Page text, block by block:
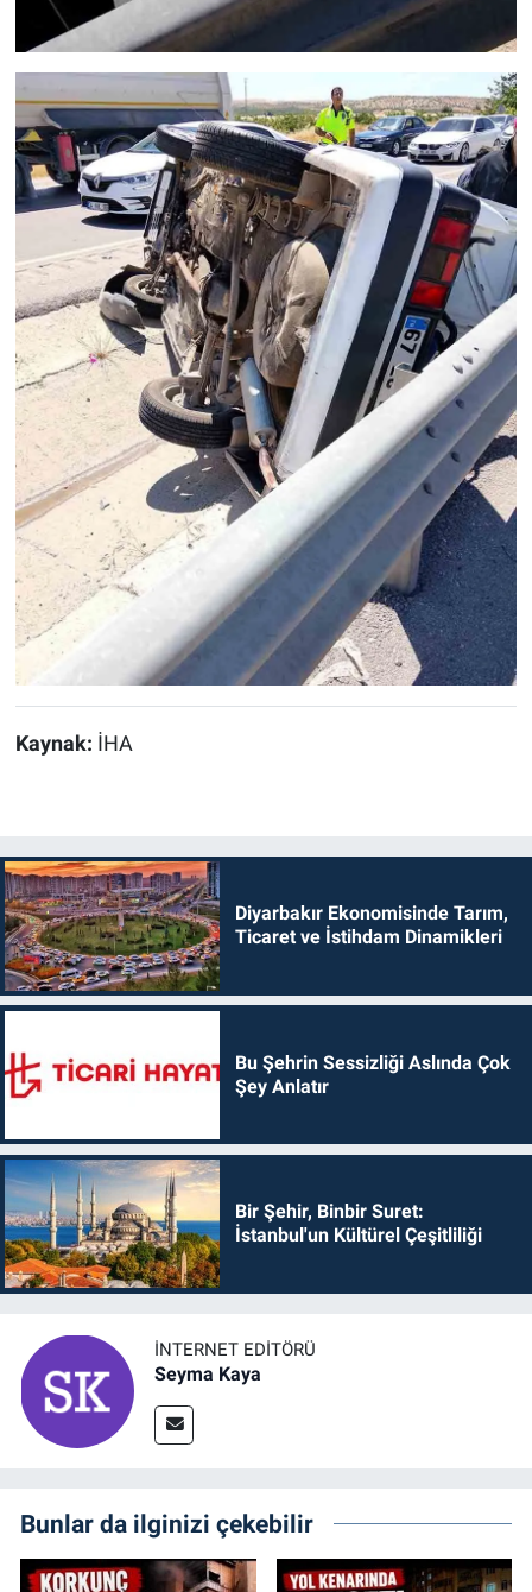
Kaynak: İHA
Diyarbakır Ekonomisinde Tarım,
Ticaret ve İstihdam Dinamikleri
Bu Şehrin Sessizliği Aslında Çok
Şey Anlatır
Bir Şehir, Binbir Suret:
İstanbul'un Kültürel Çeşitliliği
İNTERNET EDITÖRÜ
Seyma Kaya
Bunlar da ilginizi çekebilir